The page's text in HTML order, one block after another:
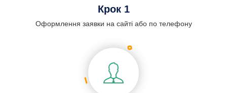
Крок 1
Оформлення заявки на сайті або по телефону